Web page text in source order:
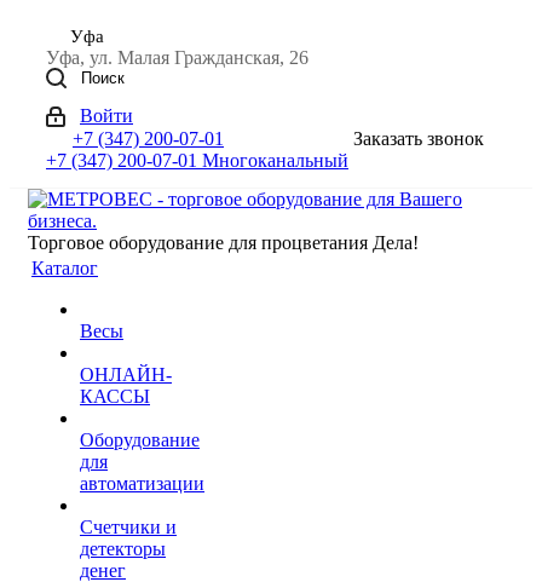
Уфа
Уфа, ул. Малая Гражданская, 26
Поиск
Войти
+7 (347) 200-07-01
+7 (347) 200-07-01 Многоканальный
Заказать звонок
Торговое оборудование для процветания Дела!
Каталог
Весы
ОНЛАЙН-
КАССЫ
Оборудование
для
автоматизации
Счетчики и
детекторы
денег